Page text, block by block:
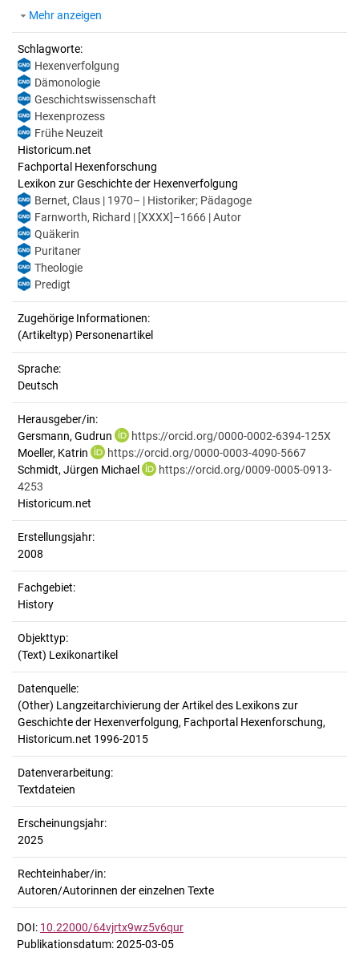
Mehr anzeigen
Schlagworte:
Hexenverfolgung
Dämonologie
Geschichtswissenschaft
Hexenprozess
Frühe Neuzeit
Historicum.net
Fachportal Hexenforschung
Lexikon zur Geschichte der Hexenverfolgung
Bernet, Claus | 1970– | Historiker; Pädagoge
Farnworth, Richard | [XXXX]–1666 | Autor
Quäkerin
Puritaner
Theologie
Predigt
Zugehörige Informationen:
(Artikeltyp) Personenartikel
Sprache:
Deutsch
Herausgeber/in:
Gersmann, Gudrun
https://orcid.org/0000-0002-6394-125X
Moeller, Katrin
https://orcid.org/0000-0003-4090-5667
Schmidt, Jürgen Michael
https://orcid.org/0009-0005-0913-
4253
Historicum.net
Erstellungsjahr:
2008
Fachgebiet:
History
Objekttyp:
(Text) Lexikonartikel
Datenquelle:
(Other) Langzeitarchivierung der Artikel des Lexikons zur
Geschichte der Hexenverfolgung, Fachportal Hexenforschung,
Historicum.net 1996-2015
Datenverarbeitung:
Textdateien
Erscheinungsjahr:
2025
Rechteinhaber/in:
Autoren/Autorinnen der einzelnen Texte
DOI: 10.22000/64vjrtx9wz5v6qur
Publikationsdatum: 2025-03-05